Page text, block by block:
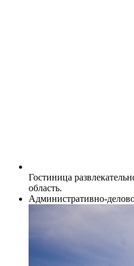
Гостиница
область.
Административно-